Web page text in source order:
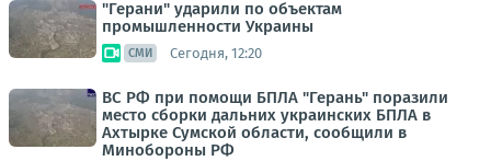
"Герани" ударили по объектам
промышленности Украины
СМИ Сегодня, 12:20
ВС РФ при помощи БПЛА "Герань" поразили
место сборки дальних украинских БПЛА в
Ахтырке Сумской области, сообщили в
Минобороны РФ